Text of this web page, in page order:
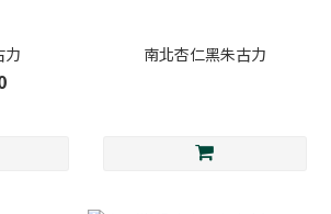
力 南北杏仁黑朱古力